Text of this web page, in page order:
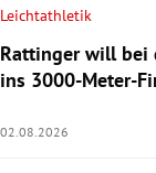
Leichtathletik
Rattinger will bei
ins 3000-Meter-
02.08.2026